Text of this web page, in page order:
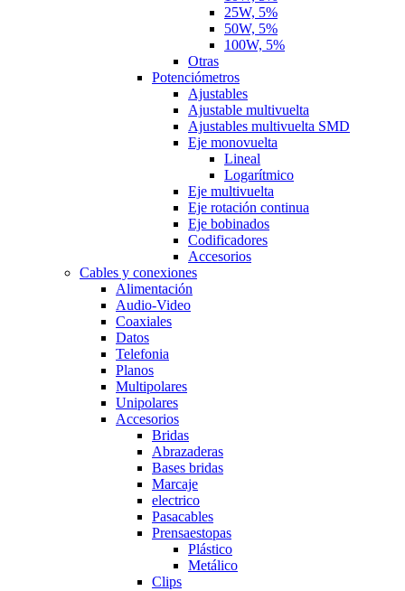
25W, 5%
50W, 5%
100W, 5%
Otras
Potenciómetros
Ajustables
Ajustable multivuelta
Ajustables multivuelta SMD
Eje monovuelta
Lineal
Logarítmico
Eje multivuelta
Eje rotación continua
Eje bobinados
Codificadores
Accesorios
Cables y conexiones
Alimentación
Audio-Video
Coaxiales
Datos
Telefonia
Planos
Multipolares
Unipolares
Accesorios
Bridas
Abrazaderas
Bases bridas
Marcaje
electrico
Pasacables
Prensaestopas
Plástico
Metálico
Clips